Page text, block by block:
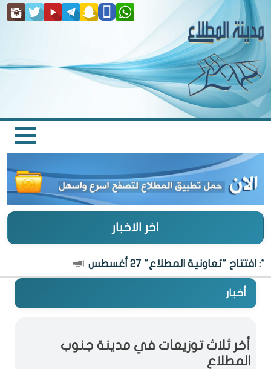
اخر الاخبار
"تعاونية المطلاع" 27 أغسطس
أخبار
أخر ثلاث توزيعات في مدينة جنوب
المطلاع